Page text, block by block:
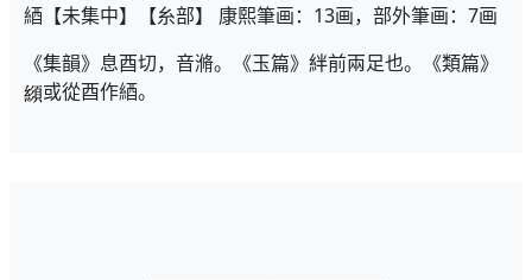
綇【未集中】【糸部】 康熙筆画：13画，部外筆画：7画
《集韻》息酉切，音滫。《玉篇》絆前兩足也。《類篇》
或從酉作綇。